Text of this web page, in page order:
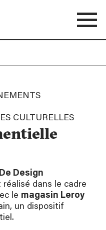
CULTURELLES
Design
dans le cadre
le magasin Leroy
un dispositif